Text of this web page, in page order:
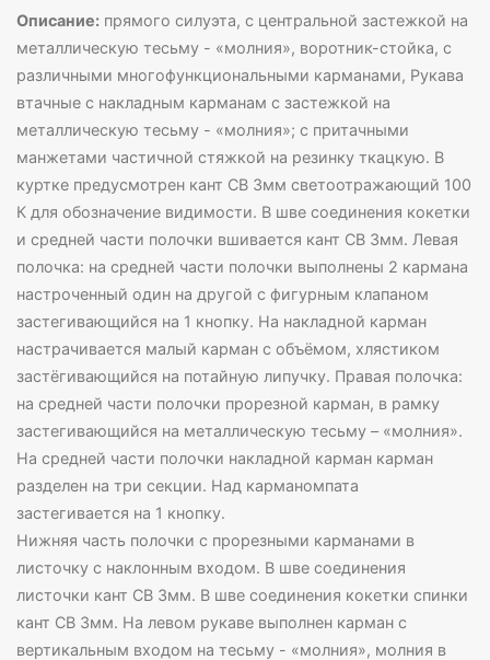
Описание: прямого силуэта, с центральной застежкой на
металлическую тесьму - «молния», воротник-стойка, с
различными многофункциональными карманами, Рукава
втачные с накладным карманам с застежкой на
металлическую тесьму - «молния»; с притачными
манжетами частичной стяжкой на резинку ткацкую. В
куртке предусмотрен кант СВ 3мм светоотражающий 100
К для обозначение видимости. В шве соединения кокетки
и средней части полочки вшивается кант СВ 3мм. Левая
полочка: на средней части полочки выполнены 2 кармана
настроченный один на другой с фигурным клапаном
застегивающийся на 1 кнопку. На накладной карман
настрачивается малый карман с объёмом, хлястиком
застёгивающийся на потайную липучку. Правая полочка:
на средней части полочки прорезной карман, в рамку
застегивающийся на металлическую тесьму – «молния».
На средней части полочки накладной карман карман
разделен на три секции. Над карманомпата
застегивается на 1 кнопку.
Нижняя часть полочки с прорезными карманами в
листочку с наклонным входом. В шве соединения
листочки кант СВ 3мм. В шве соединения кокетки спинки
кант СВ 3мм. На левом рукаве выполнен карман с
вертикальным входом на тесьму - «молния», молния в